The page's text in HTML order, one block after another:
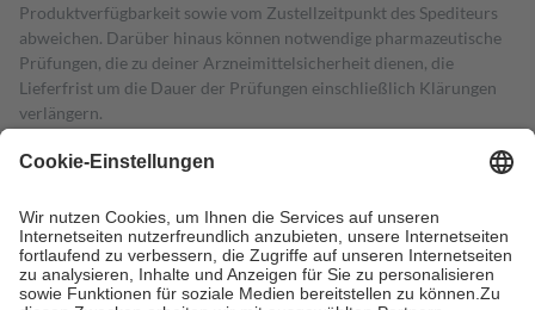
Produktverfügbarkeit sowie vom Zustellzeitpunkt des Spediteurs
abweichen. Darüber hinaus können notwendige pharmazeutische
Prüfungen, die zu deiner Arzneimittelsicherheit dienen, die
Lieferfrist um die Dauer der Prüfungen einschließlich Klärungen
verlängern.
4Für verschreibungspflichtige Medikamente stellt der Arzt ein
gesetzliche Krankenversicherung übernimmt in der Regel die
Kosten dafür, der Versicherte trägt einen Teil davon als Zuzahlung
mit.
Grundsätzlich leisten Mitglieder Zuzahlungen in Höhe von zehn